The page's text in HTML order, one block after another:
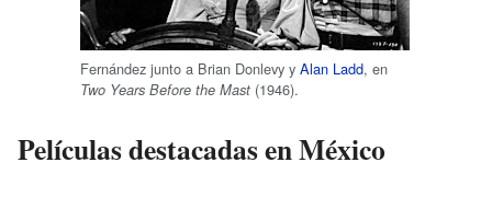
Fernández junto a Brian Donlevy y Alan Ladd, en
Two Years Before the Mast (1946).
Películas destacadas en México